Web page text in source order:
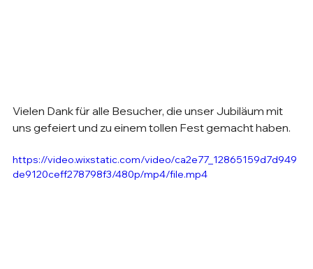
Vielen Dank für alle Besucher, die unser Jubiläum mit
uns gefeiert und zu einem tollen Fest gemacht haben.
https://video.wixstatic.com/video/ca2e77_12865159d7d949
de9120ceff278798f3/480p/mp4/file.mp4